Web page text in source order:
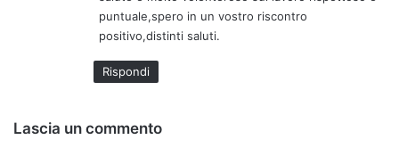
puntuale,spero in un vostro riscontro
positivo,distinti saluti.
Rispondi
Lascia un commento